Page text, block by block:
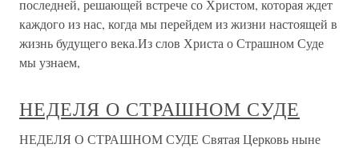
последней, решающей встрече со Христом, которая ждет
каждого из нас, когда мы перейдем из жизни настоящей в
жизнь будущего века.Из слов Христа о Страшном Суде
мы узнаем,
НЕДЕЛЯ О СТРАШНОМ СУДЕ
НЕДЕЛЯ О СТРАШНОМ СУДЕ Святая Церковь ныне